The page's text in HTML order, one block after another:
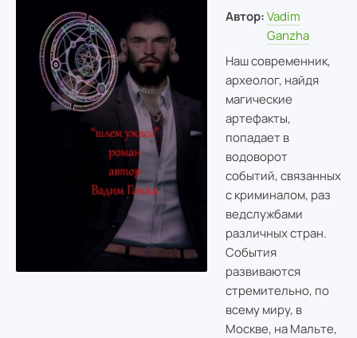
Автор: Vadim
Ganzha
Наш современник,
археолог, найдя
магические
артефакты,
попадает в
водоворот
событий, связанных
с криминалом, раз
ведслужбами
различных стран.
События
развиваются
стремительно, по
всему миру, в
Москве, на Мальте,